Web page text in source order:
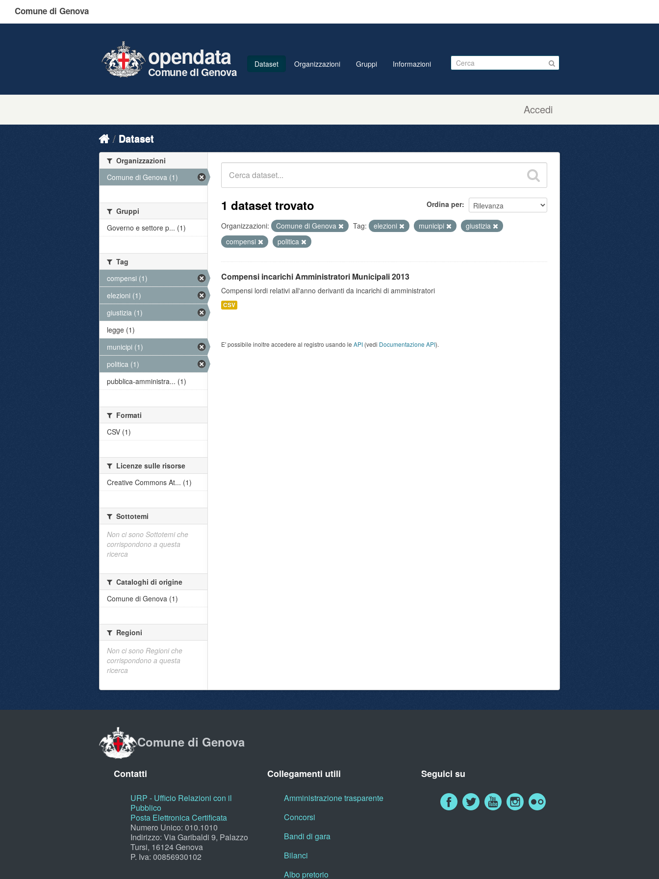
Comune di Genova
Accedi
opendata
Comune di Genova
Dataset Organizzazioni Gruppi Informazioni
Dataset
Ordina per
1 dataset trovato
Organizzazioni: Comune di Genova Tag: elezioni municipi
giustizia
compensi
politica
Compensi incarichi Amministratori Municipali 2013
Compensi lordi relativi all'anno derivanti da incarichi di amministratori
CSV
E' possibile inoltre accedere al registro usando le API (vedi Documentazione API).
Organizzazioni
Comune di Genova (1)
Gruppi
Governo e settore p... (1)
Tag
compensi (1)
elezioni (1)
giustizia (1)
legge (1)
municipi (1)
politica (1)
pubblica-amministra... (1)
Formati
CSV (1)
Licenze sulle risorse
Creative Commons At... (1)
Sottotemi
Non ci sono Sottotemi che
corrispondono a questa
ricerca
Cataloghi di origine
Comune di Genova (1)
Regioni
Non ci sono Regioni che
corrispondono a questa
ricerca
Comune di Genova
Contatti
URP - Ufficio Relazioni con il
Pubblico
Posta Elettronica Certificata
Numero Unico: 010.1010
Indirizzo: Via Garibaldi 9, Palazzo
Tursi, 16124 Genova
P. Iva: 00856930102
Collegamenti utili
Amministrazione trasparente
Concorsi
Bandi di gara
Bilanci
Albo pretorio
Seguici su